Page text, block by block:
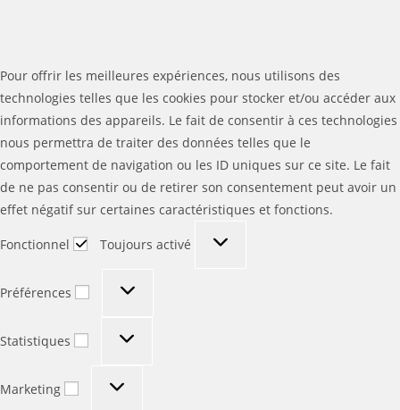
Pour offrir les meilleures expériences, nous utilisons des
technologies telles que les cookies pour stocker et/ou accéder aux
informations des appareils. Le fait de consentir à ces technologies
nous permettra de traiter des données telles que le
comportement de navigation ou les ID uniques sur ce site. Le fait
de ne pas consentir ou de retirer son consentement peut avoir un
effet négatif sur certaines caractéristiques et fonctions.
Fonctionnel Toujours activé
Préférences
Statistiques
Marketing